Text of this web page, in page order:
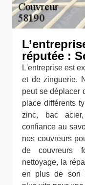
réputée :
L'entreprise est
et de zinguerie.
peut se déplacer
place différents
zinc, bac
confiance au
nos couvreurs
de couvreurs
nettoyage, la
en plus de son